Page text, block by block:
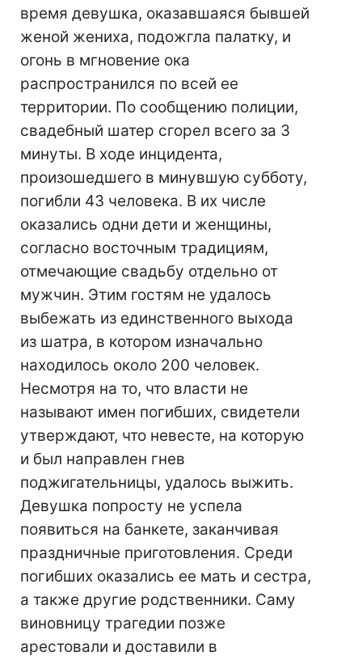
время девушка, оказавшаяся бывшей
женой жениха, подожгла палатку, и
огонь в мгновение ока
распространился по всей ее
территории. По сообщению полиции,
свадебный шатер сгорел всего за 3
минуты. В ходе инцидента,
произошедшего в минувшую субботу,
погибли 43 человека. В их числе
оказались одни дети и женщины,
согласно восточным традициям,
отмечающие свадьбу отдельно от
мужчин. Этим гостям не удалось
выбежать из единственного выхода
из шатра, в котором изначально
находилось около 200 человек.
Несмотря на то, что власти не
называют имен погибших, свидетели
утверждают, что невесте, на которую
и был направлен гнев
поджигательницы, удалось выжить.
Девушка попросту не успела
появиться на банкете, заканчивая
праздничные приготовления. Среди
погибших оказались ее мать и сестра,
а также другие родственники. Саму
виновницу трагедии позже
арестовали и доставили в